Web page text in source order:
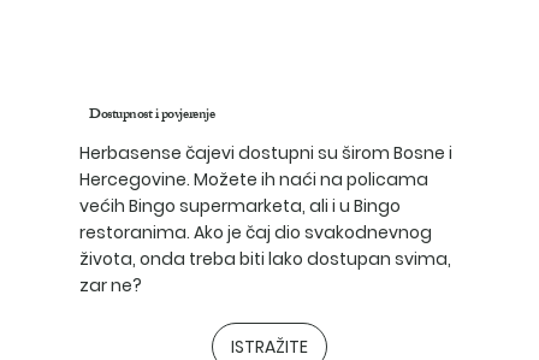
Dostupnost i povjerenje
Herbasense čajevi dostupni su širom Bosne i
Hercegovine. Možete ih naći na policama
većih Bingo supermarketa, ali i u Bingo
restoranima. Ako je čaj dio svakodnevnog
života, onda treba biti lako dostupan svima,
zar ne?
ISTRAŽITE